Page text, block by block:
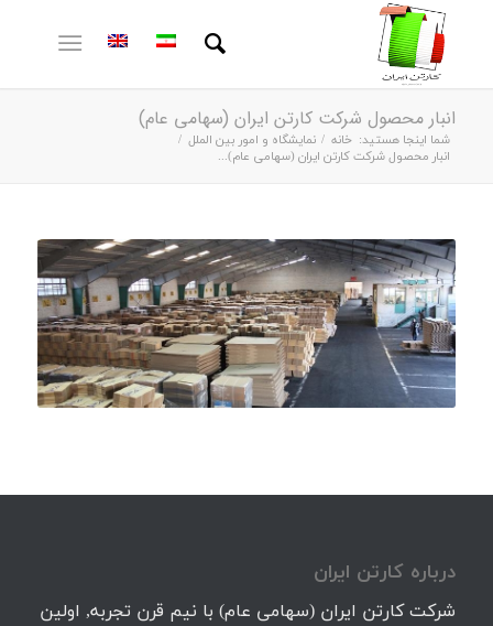
انبار محصول شرکت کارتن ایران (سهامی عام)
شما اینجا هستید: خانه / نمایشگاه و امور بین الملل /
انبار محصول شرکت کارتن ایران (سهامی عام)...
درباره كارتن ايران
شرکت کارتن ایران (سهامی عام) با نیم قرن تجربه, اولین